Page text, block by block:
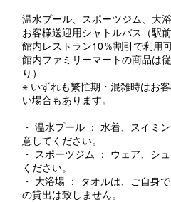
温水プール、スポーツジム、大
お客様送迎用シャトルバス（駅
館内レストラン10％割引で利用
館内ファミリーマートの商品は
り）
※ いずれも繁忙期・混雑時はお
い場合もあります。
・ 温水プール ： 水着、スイミ
意してください。
・ スポーツジム ： ウェア、シ
ください。
・ 大浴場 ： タオルは、ご自身
の貸出は致しません。